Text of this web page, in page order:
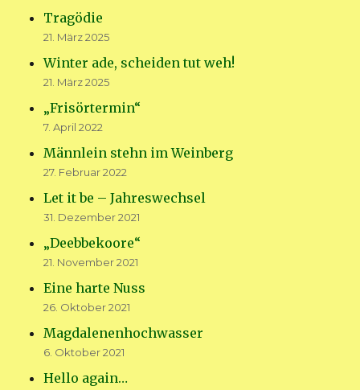
Tragödie
21. März 2025
Winter ade, scheiden tut weh!
21. März 2025
„Frisörtermin“
7. April 2022
Männlein stehn im Weinberg
27. Februar 2022
Let it be – Jahreswechsel
31. Dezember 2021
„Deebbekoore“
21. November 2021
Eine harte Nuss
26. Oktober 2021
Magdalenenhochwasser
6. Oktober 2021
Hello again…